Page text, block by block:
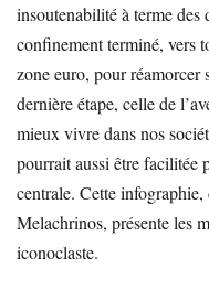
insoutenabilité à terme
confinement terminé, vers
zone euro, pour réamorcer
dernière étape, celle de
mieux vivre dans nos
pourrait aussi être facilitée
centrale. Cette infographie,
Melachrinos, présente les
iconoclaste.